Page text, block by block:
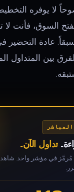
لا يوفره
السوق، فأنت
عادة التحضير
بين المتداول
تداول الآن.
— مُرمَّز في مؤشر واحد.